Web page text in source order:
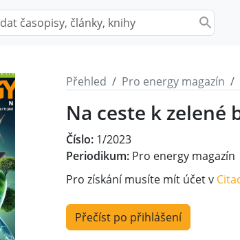
Přehled Pro energy magazín
Na ceste k zelené
Číslo: 1/2023
Periodikum: Pro energy magazín
Pro získání musíte mít účet v
Přečíst po přihlášení